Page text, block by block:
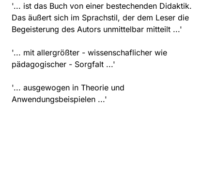
'... ist das Buch von einer bestechenden Didaktik.
Das äußert sich im Sprachstil, der dem Leser die
Begeisterung des Autors unmittelbar mitteilt ...'
'... mit allergrößter - wissenschaflicher wie
pädagogischer - Sorgfalt ...'
'... ausgewogen in Theorie und
Anwendungsbeispielen ...'